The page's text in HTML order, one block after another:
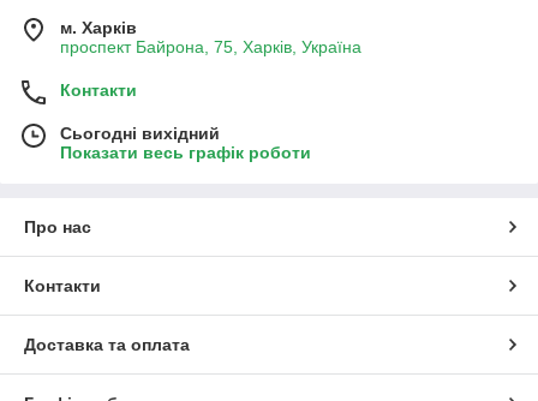
м. Харків
проспект Байрона, 75, Харків, Україна
Контакти
Сьогодні вихідний
Показати весь графік роботи
Про нас
Контакти
Доставка та оплата